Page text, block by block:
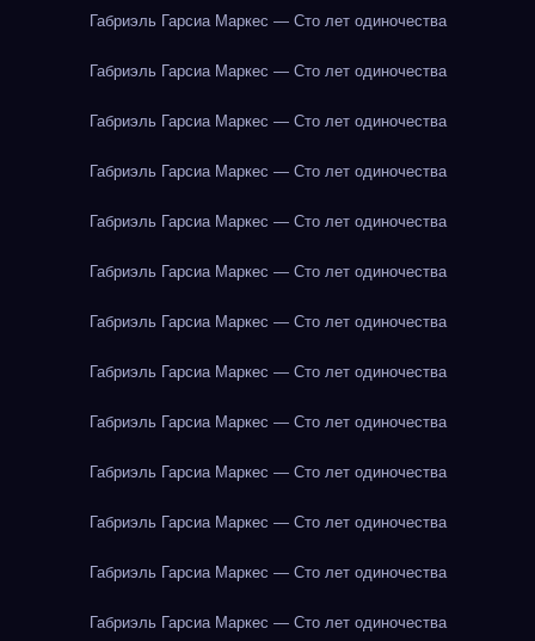
Габриэль Гарсиа Маркес — Сто лет одиночества
Габриэль Гарсиа Маркес — Сто лет одиночества
Габриэль Гарсиа Маркес — Сто лет одиночества
Габриэль Гарсиа Маркес — Сто лет одиночества
Габриэль Гарсиа Маркес — Сто лет одиночества
Габриэль Гарсиа Маркес — Сто лет одиночества
Габриэль Гарсиа Маркес — Сто лет одиночества
Габриэль Гарсиа Маркес — Сто лет одиночества
Габриэль Гарсиа Маркес — Сто лет одиночества
Габриэль Гарсиа Маркес — Сто лет одиночества
Габриэль Гарсиа Маркес — Сто лет одиночества
Габриэль Гарсиа Маркес — Сто лет одиночества
Габриэль Гарсиа Маркес — Сто лет одиночества